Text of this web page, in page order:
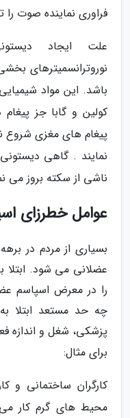
فراوری نماینده صوت
علت ایجاد
نوروترانسمیترهای
باشد. این مواد
کولین و گابا جز
پیغام های مغزی شروع
نمایند . گاهی
ناشی از سکته بروز می
عوامل خطرزای
بسیاری از مردم در
عضلانی می شود. ابتلا
را در معرض اسپاسم
چه حد مستعد ابتلا
پزشکی، شغل و اندازه
برای مثال:
کارگران ساختمانی و
محیط های گرم کار می